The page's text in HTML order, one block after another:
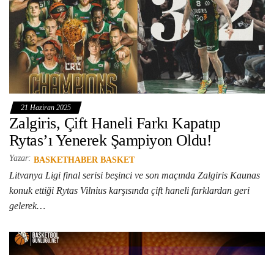
21 Haziran 2025
Zalgiris, Çift Haneli Farkı Kapatıp
Rytas’ı Yenerek Şampiyon Oldu!
Yazar: BASKETHABER BASKET
Litvanya Ligi final serisi beşinci ve son maçında Zalgiris Kaunas
konuk ettiği Rytas Vilnius karşısında çift haneli farklardan geri
gelerek…